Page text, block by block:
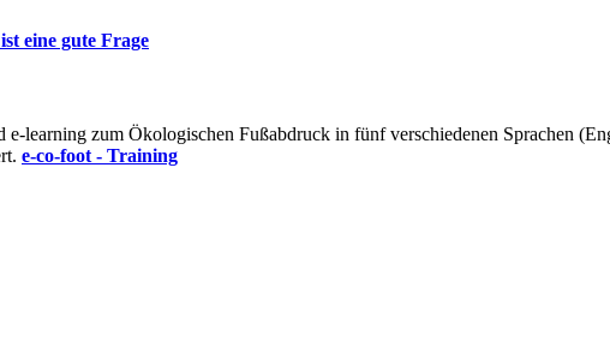
eine gute Frage
learning zum Ökologischen Fußabdruck in fünf verschiedenen Sprachen
e-co-foot - Training